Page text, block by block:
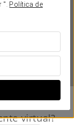
Política de
virtual?